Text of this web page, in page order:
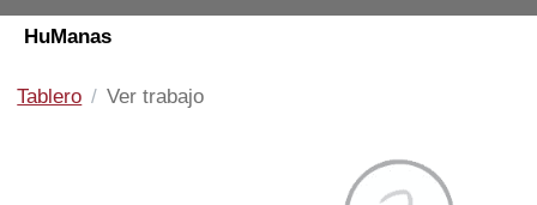
HuManas
Tablero Ver trabajo